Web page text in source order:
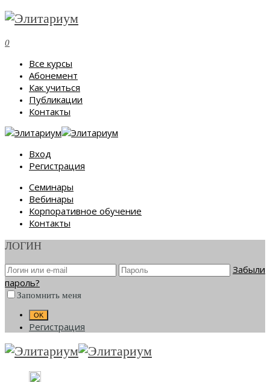
0
Все курсы
Абонемент
Как учиться
Публикации
Контакты
Вход
Регистрация
Семинары
Вебинары
Корпоративное обучение
Контакты
ЛОГИН
Забыли
пароль?
Запомнить меня
Регистрация